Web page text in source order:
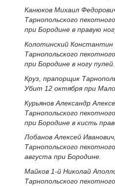
Канюков Михаил
Тарнопольского
при Бородине в правую
Колотинский Константин
Тарнопольского
при Бородине в ногу пулей.
Круз, прапорщик
Убит 12 октября при
Курьянов Александр
Тарнопольского
при Бородине в кисть
Лобанов Алексей
Тарнопольского
августа при Бородине.
Майков 1-й Николай
Тарнопольского